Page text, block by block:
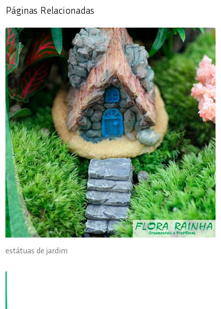
Páginas Relacionadas
estátuas de jardim